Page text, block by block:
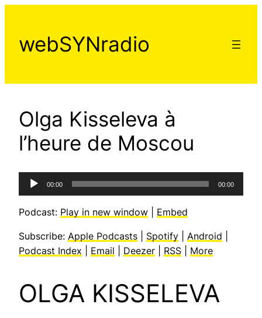
contenu
webSYNradio
Olga Kisseleva à
l’heure de Moscou
Lecteur
audio
00:00 00:00
Podcast: Play in new window Embed
Subscribe: Apple Podcasts Spotify Android
Podcast Index
Email Deezer RSS More
OLGA KISSELEVA